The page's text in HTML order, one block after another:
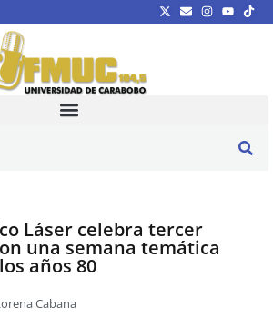
Láser celebra tercer
una semana temática
años 80
Cabana